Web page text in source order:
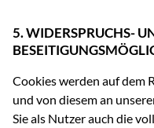
5. WIDERSPRUCHS-
Cookies werden auf dem
und von diesem an
Sie als Nutzer auch die